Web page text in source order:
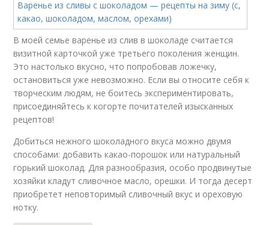
В моей семье варенье из слив в шоколаде считается
визитной карточкой уже третьего поколения женщин.
Это настолько вкусно, что попробовав ложечку,
остановиться уже невозможно. Если вы относите себя к
творческим людям, не боитесь экспериментировать,
присоединяйтесь к когорте почитателей изысканных
рецептов!
Добиться нежного шоколадного вкуса можно двумя
способами: добавить какао-порошок или натуральный
горький шоколад. Для разнообразия, особо продвинутые
хозяйки кладут сливочное масло, орешки. И тогда десерт
приобретет неповторимый сливочный вкус и ореховую
нотку.